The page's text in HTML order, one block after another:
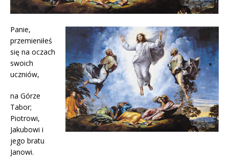
Panie,
przemieniłeś
się na oczach
swoich
uczniów,
na Górze
Tabor;
Piotrowi,
Jakubowi i
jego bratu
Janowi.